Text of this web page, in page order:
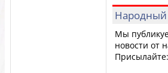
Народный
Мы
новости от
Присылайте: